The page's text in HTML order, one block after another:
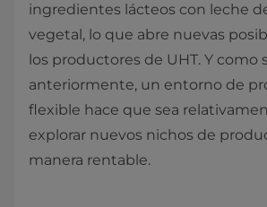
ingredientes lácteos con leche
vegetal, lo que abre nuevas
los productores de UHT. Y como
anteriormente, un entorno de
flexible hace que sea
explorar nuevos nichos de
manera rentable.